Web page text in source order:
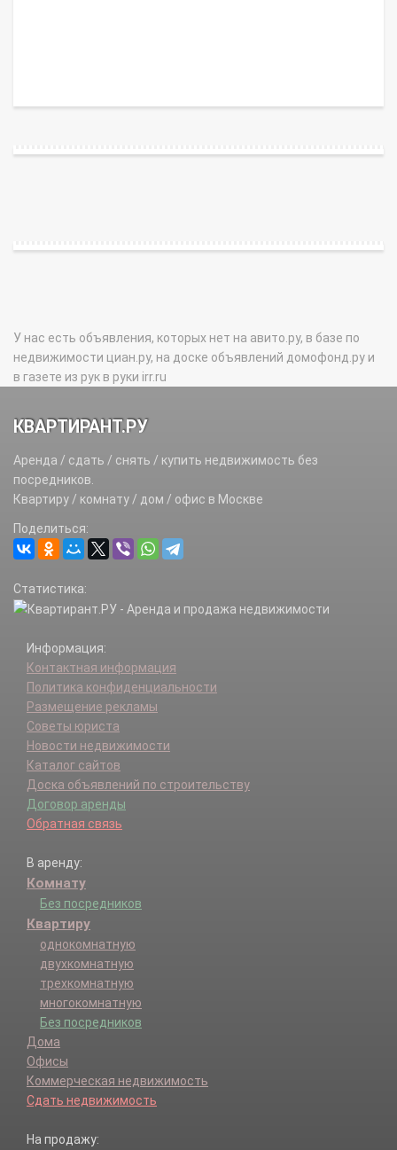
У нас есть объявления, которых нет на авито.ру, в базе по
недвижимости циан.ру, на доске объявлений домофонд.ру и
в газете из рук в руки irr.ru
КВАРТИРАНТ.РУ
Аренда / сдать / снять / купить недвижимость без
посредников.
Квартиру / комнату / дом / офис в Москве
Поделиться:
Статистика:
Информация:
Контактная информация
Политика конфиденциальности
Размещение рекламы
Советы юриста
Новости недвижимости
Каталог сайтов
Доска объявлений по строительству
Договор аренды
Обратная связь
В аренду:
Комнату
Без посредников
Квартиру
однокомнатную
двухкомнатную
трехкомнатную
многокомнатную
Без посредников
Дома
Офисы
Коммерческая недвижимость
Сдать недвижимость
На продажу: